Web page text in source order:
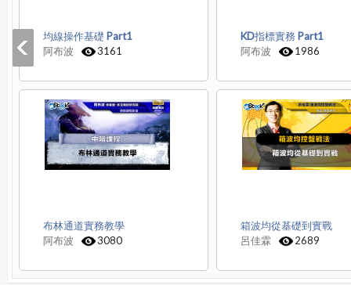
均線操作基礎 Part1
阿布波
3161
KD指標實務 Part1
阿布波
1986
布林通道實務教學
阿布波
3080
箱波均從基礎到實戰
呂佳霖
2689